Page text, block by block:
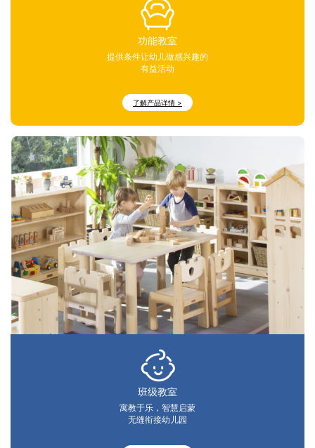
功能教室
提供条件让幼儿做感兴趣的
有益活动
了解产品详情 >
班级教室
寓教于乐，智慧启蒙
无缝衔接幼儿园